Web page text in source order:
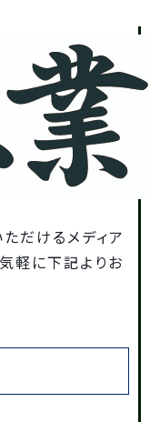
だけるメディア
軽に下記よりお